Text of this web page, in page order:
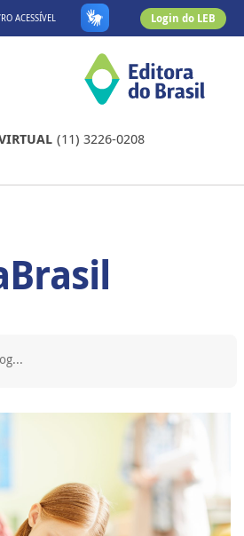
ACESSÍVEL Login do LEB
(11) 3226-0208